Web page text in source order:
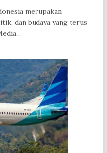
merupakan
dan budaya yang terus